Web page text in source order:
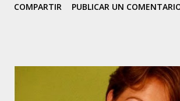
central, conocido como El Poeta de
Marianny tiene varios éxitos en su carrera
en el ámbito de la música llanera. Entre
COMPARTIR PUBLICAR UN